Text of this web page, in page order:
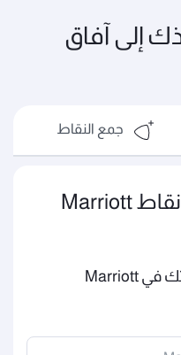
إلى آفاق
جمع النقاط
حوّل نقاط أفيوس إلى نقاط Marriott
لتبدأ التحويل، أدخل رقم عضويتك في Marriott